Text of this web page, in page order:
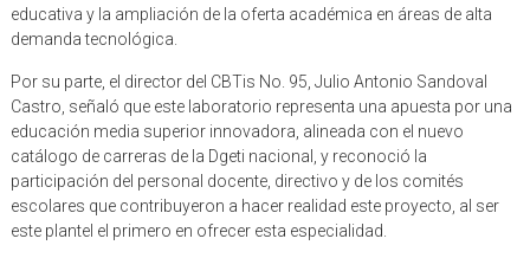
educativa y la ampliación de la oferta académica en áreas de alta
demanda tecnológica.
Por su parte, el director del CBTis No. 95, Julio Antonio Sandoval
Castro, señaló que este laboratorio representa una apuesta por una
educación media superior innovadora, alineada con el nuevo
catálogo de carreras de la Dgeti nacional, y reconoció la
participación del personal docente, directivo y de los comités
escolares que contribuyeron a hacer realidad este proyecto, al ser
este plantel el primero en ofrecer esta especialidad.